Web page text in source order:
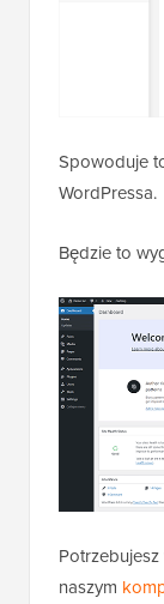
Spowoduje
WordPressa.
Będzie to
naszym